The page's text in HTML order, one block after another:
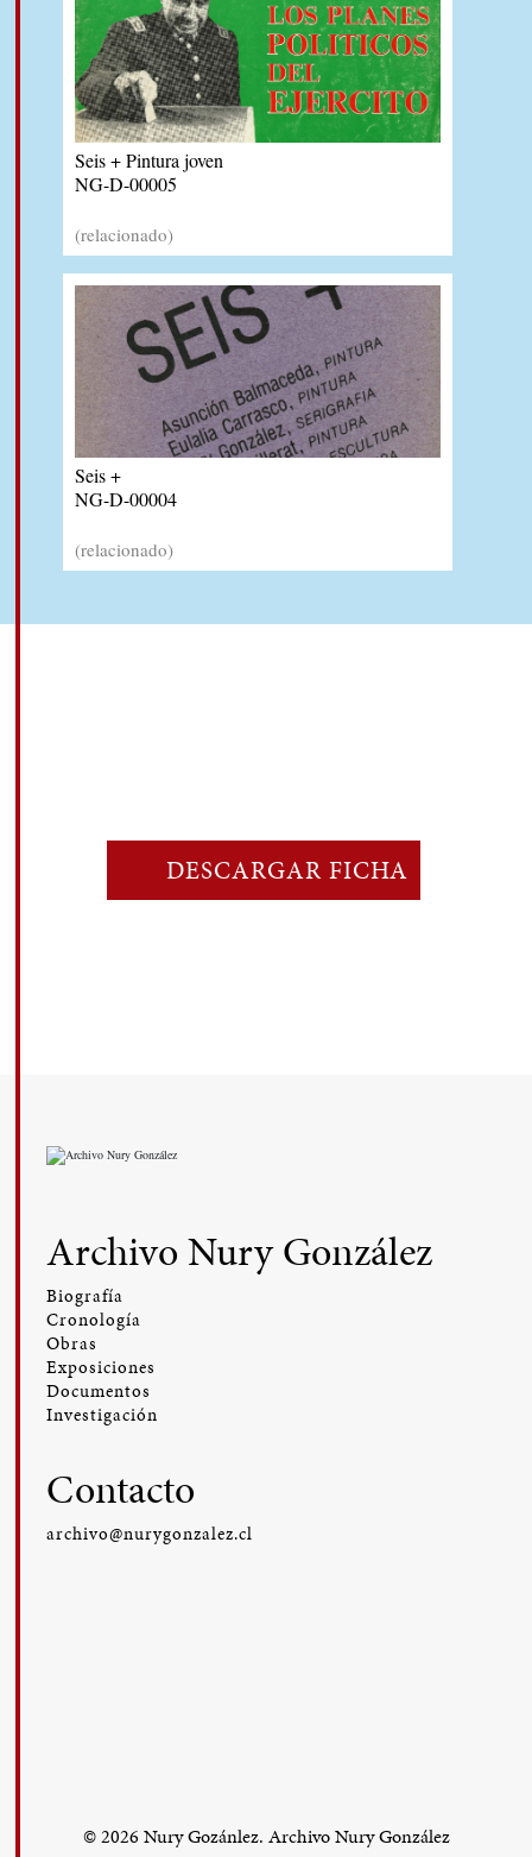
DESCARGAR FICHA
Seis + Pintura joven
NG-D-00005
(relacionado)
Seis +
NG-D-00004
(relacionado)
Archivo Nury González
Biografía
Cronología
Obras
Exposiciones
Documentos
Investigación
Contacto
archivo@nurygonzalez.cl
© 2026 Nury Gozánlez. Archivo Nury González